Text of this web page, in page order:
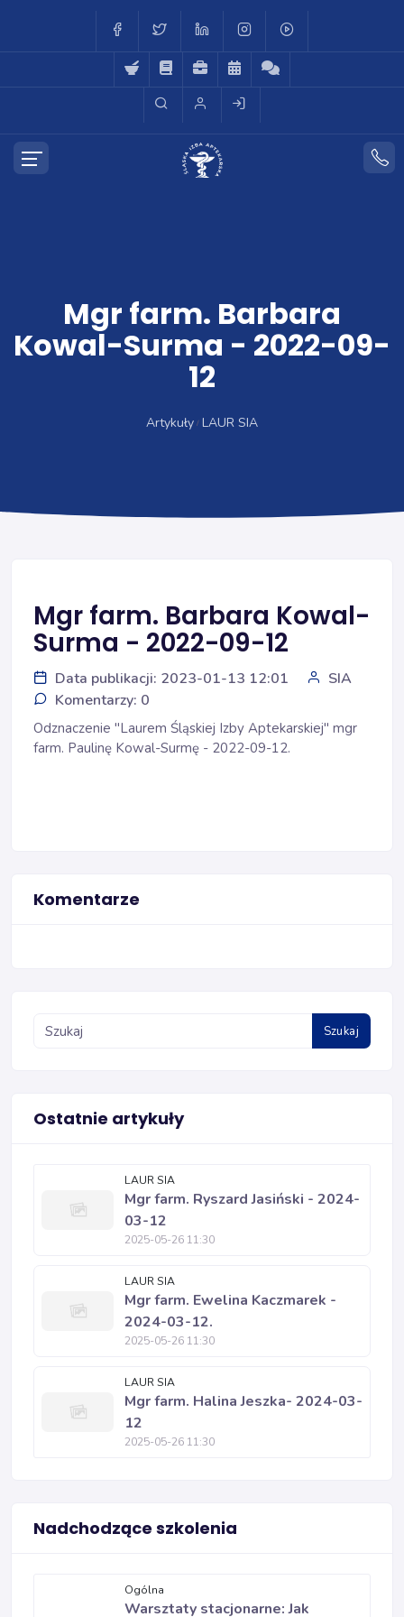
Mgr farm. Barbara
Kowal-Surma - 2022-09-
12
Artykuły LAUR SIA
Mgr farm. Barbara Kowal-
Surma - 2022-09-12
Data publikacji: 2023-01-13 12:01
SIA
Komentarzy: 0
Odznaczenie "Laurem Śląskiej Izby Aptekarskiej" mgr
farm. Paulinę Kowal-Surmę - 2022-09-12.
Komentarze
Szukaj
Ostatnie artykuły
LAUR SIA
Mgr farm. Ryszard Jasiński - 2024-
03-12
2025-05-26 11:30
LAUR SIA
Mgr farm. Ewelina Kaczmarek -
2024-03-12.
2025-05-26 11:30
LAUR SIA
Mgr farm. Halina Jeszka- 2024-03-
12
2025-05-26 11:30
Nadchodzące szkolenia
Ogólna
Warsztaty stacjonarne: Jak